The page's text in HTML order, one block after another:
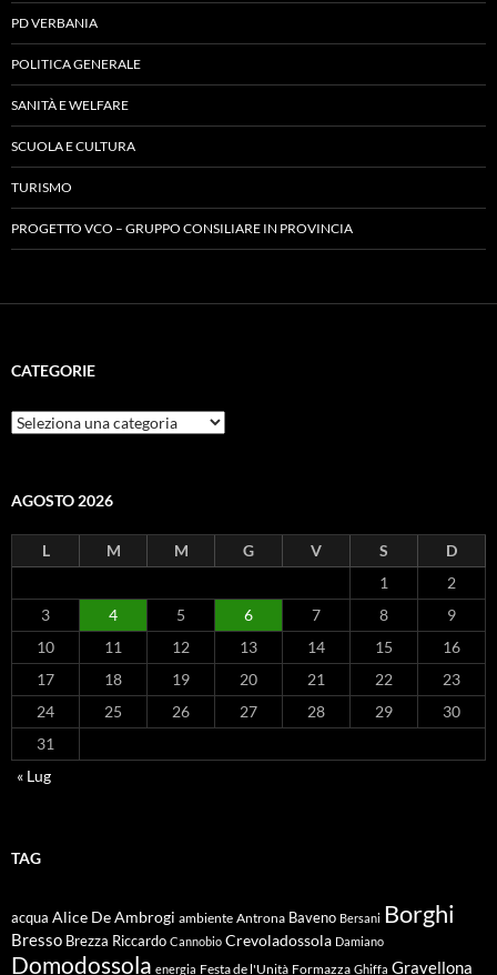
PD VERBANIA
POLITICA GENERALE
SANITÀ E WELFARE
SCUOLA E CULTURA
TURISMO
PROGETTO VCO – GRUPPO CONSILIARE IN PROVINCIA
CATEGORIE
Categorie
AGOSTO 2026
L M M G V S
D
1
2
3
4 5 6 7 8
9
10
11 12 13 14 15
16
17
18 19 20 21 22
23
24
25 26 27 28 29
30
31
« Lug
TAG
acqua Alice De Ambrogi ambiente Antrona Baveno Bersani Borghi
Bresso Brezza Riccardo Cannobio Crevoladossola Damiano
Domodossola energia Festa de l'Unità Formazza Ghiffa Gravellona